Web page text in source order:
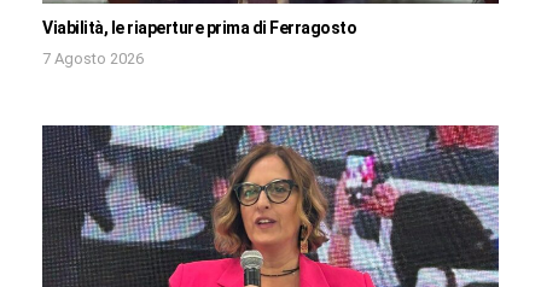
Viabilità, le riaperture prima di Ferragosto
7 Agosto 2026